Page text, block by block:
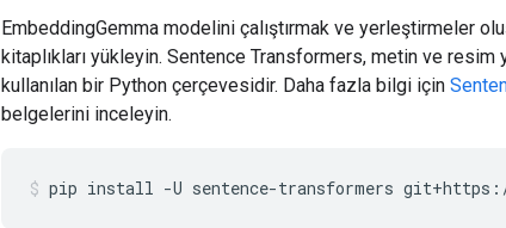
EmbeddingGemma modelini çalıştırmak ve yerleştirmeler
kitaplıkları yükleyin. Sentence Transformers, metin ve
kullanılan bir Python çerçevesidir. Daha fazla bilgi için
belgelerini inceleyin.
pip install -U sentence-transformers git+https://